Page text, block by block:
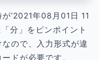
’2021年08月01日 11
分」をピンポイント
ので、入力形式が違
ドが必要です。